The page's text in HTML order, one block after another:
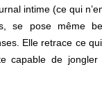
intime (ce qui
se pose même
Elle retrace ce
capable de